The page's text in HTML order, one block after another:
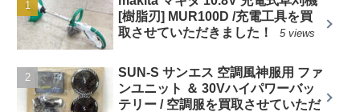
[樹脂刃] MUR100D /充電工具を買
取させていただきました！
5 views
SUN-S サンエス 空調風神服用 ファ
ンユニット ＆ 30Vハイパワーバッ
テリー / 空調服を買取させていただ